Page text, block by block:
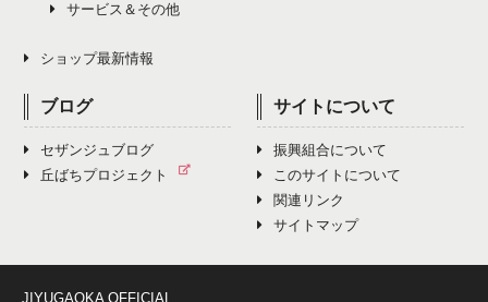
サービス＆その他
ショップ最新情報
ブログ
セザンジュブログ
丘ばちプロジェクト
サイトについて
振興組合について
このサイトについて
関連リンク
サイトマップ
JIYUGAOKA OFFICIAL